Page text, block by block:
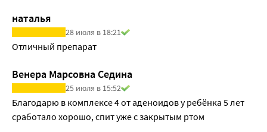
с резким запахом);
• гнойные процессы;
• расстройства поведения.
Урология
• профилактика рецидивов хронического простатита.
Гинекология
• профилактика рецидивов эндометрита.
Другие назначения
наталья
28 июля в 18:21
Отличный препарат
Венера Марсовна Седина
25 июля в 15:52
Благодарю в комплексе 4 от аденоидов у ребёнка 5 лет
сработало хорошо, спит уже с закрытым ртом